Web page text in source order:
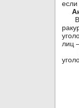
если
В
лиц